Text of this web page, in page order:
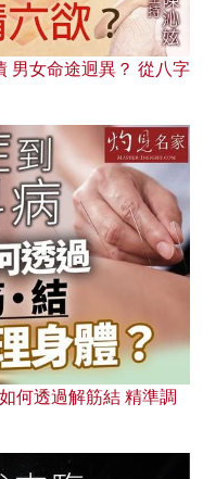
男女命途迥異？ 從八字
何透過解筋結 精準調